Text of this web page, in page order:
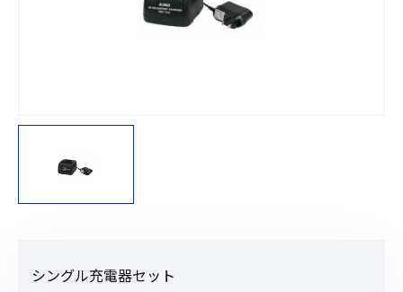
シングル充電器セット